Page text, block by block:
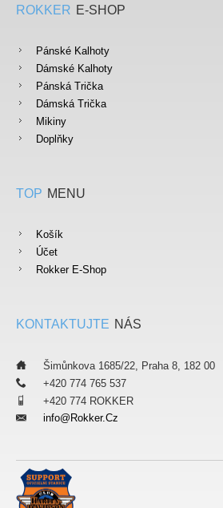
ROKKER E-SHOP
Pánské Kalhoty
Dámské Kalhoty
Pánská Trička
Dámská Trička
Mikiny
Doplňky
TOP MENU
Košík
Účet
Rokker E-Shop
KONTAKTUJTE NÁS
Šimůnkova 1685/22, Praha 8, 182 00
+420 774 765 537
+420 774 ROKKER
Info@rokker.cz